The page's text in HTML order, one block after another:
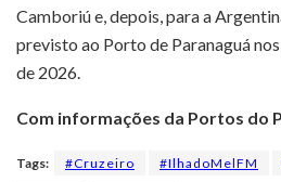
Camboriú e, depois, para a
previsto ao Porto de Paranaguá
de 2026.
Com informações da Portos do
Tags: #Cruzeiro #IlhadoMelFM